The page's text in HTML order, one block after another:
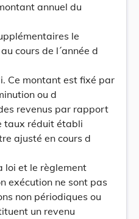
annuel du
le
cours de l´année d
Ce montant est fixé par
ou d
revenus par rapport
taux réduit établi
ajusté en cours d
loi et le règlement
exécution ne sont pas
non périodiques ou
un revenu